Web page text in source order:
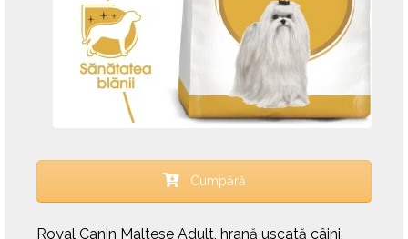
Cumpără
Royal Canin Maltese Adult, hrană uscată câini,